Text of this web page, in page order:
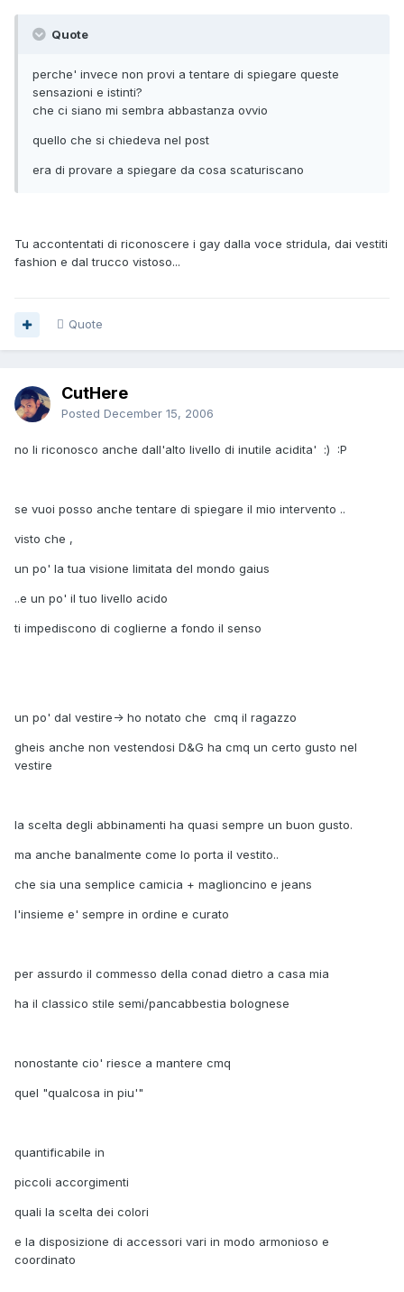
Quote
perche' invece non provi a tentare di spiegare queste
sensazioni e istinti?
che ci siano mi sembra abbastanza ovvio
quello che si chiedeva nel post
era di provare a spiegare da cosa scaturiscano
Tu accontentati di riconoscere i gay dalla voce stridula, dai vestiti
fashion e dal trucco vistoso...
Quote
CutHere
Posted December 15, 2006
no li riconosco anche dall'alto livello di inutile acidita' :) :P
se vuoi posso anche tentare di spiegare il mio intervento ..
visto che ,
un po' la tua visione limitata del mondo gaius
..e un po' il tuo livello acido
ti impediscono di coglierne a fondo il senso
un po' dal vestire-> ho notato che cmq il ragazzo
gheis anche non vestendosi D&G ha cmq un certo gusto nel
vestire
la scelta degli abbinamenti ha quasi sempre un buon gusto.
ma anche banalmente come lo porta il vestito..
che sia una semplice camicia + maglioncino e jeans
l'insieme e' sempre in ordine e curato
per assurdo il commesso della conad dietro a casa mia
ha il classico stile semi/pancabbestia bolognese
nonostante cio' riesce a mantere cmq
quel "qualcosa in piu'"
quantificabile in
piccoli accorgimenti
quali la scelta dei colori
e la disposizione di accessori vari in modo armonioso e
coordinato